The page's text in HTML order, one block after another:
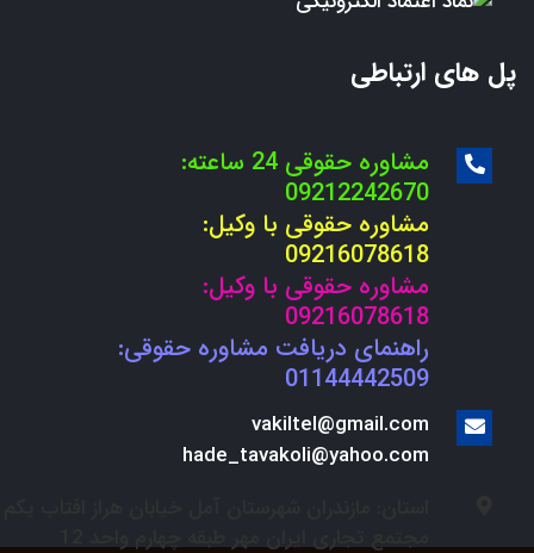
پل های ارتباطی
مشاوره حقوقی 24 ساعته:
09212242670
مشاوره حقوقی با وکیل:
09216078618
مشاوره حقوقی با وکیل:
09216078618
راهنمای دریافت مشاوره حقوقی:
01144442509
vakiltel@gmail.com
hade_tavakoli@yahoo.com